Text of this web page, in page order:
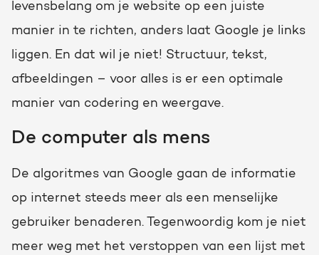
Growth-driven design
levensbelang om je website op een juiste
manier in te richten, anders laat Google je links
liggen. En dat wil je niet! Structuur, tekst,
afbeeldingen – voor alles is er een optimale
manier van codering en weergave.
De computer als mens
De algoritmes van Google gaan de informatie
op internet steeds meer als een menselijke
gebruiker benaderen. Tegenwoordig kom je niet
meer weg met het verstoppen van een lijst met